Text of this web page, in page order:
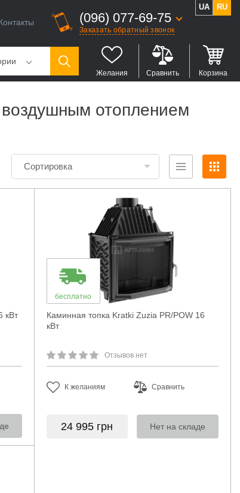
(096) 077-69-75
Заказать обратный звонок
UA RU
Желания Сравнить Корзина
отоплением
Сортировка
кВт
бесплатно
Каминная топка Kratki Zuzia PR/POW 16
кВт
Отзывов нет
К желаниям Сравнить
24 995 грн Нет на складе